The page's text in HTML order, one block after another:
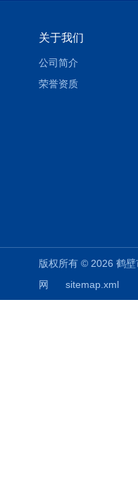
关于我们
公司简介
荣誉资质
版权所有 © 2026 鹤
网
sitemap.xml